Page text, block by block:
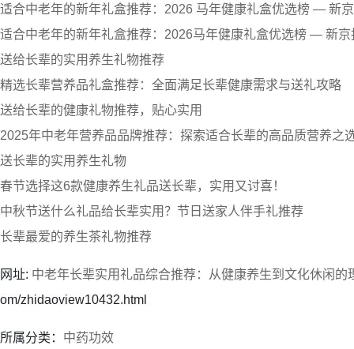
适合中老年的新年礼盒推荐：2026 马年健康礼盒优选榜 — 新
适合中老年的新年礼盒推荐：2026马年健康礼盒优选榜 — 新京
送给长辈的实用养生礼物推荐
精选长辈营养品礼盒推荐：全面满足长辈健康需求与送礼攻略
送给长辈的健康礼物推荐，贴心实用
2025年中老年营养品品牌推荐：探索适合长辈的高品质营养之
送长辈的实用养生礼物
春节选择这6款健康养生礼品送长辈，实用又讨喜！
中秋节送什么礼品给长辈实用？节日送家人伴手礼推荐
长辈最爱的养生茶礼物推荐
网址: 中老年长辈实用礼品综合推荐：从健康养生到文化休闲的
om/zhidaoview10432.html
所属分类： 中药功效